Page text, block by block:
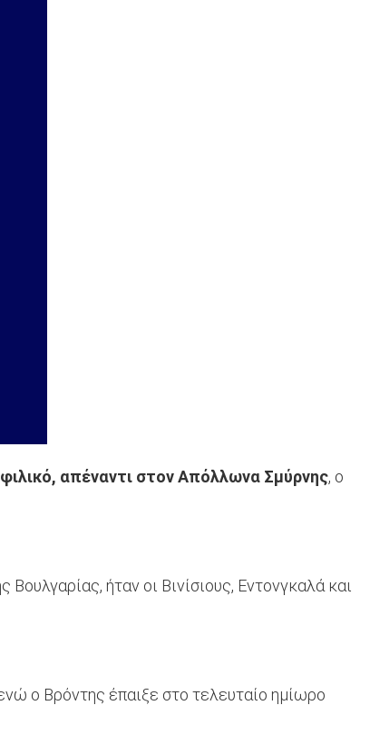
απέναντι στον Απόλλωνα Σμύρνης, ο
ήταν οι Βινίσιους, Εντονγκαλά και
ο Βρόντης έπαιξε στο τελευταίο ημίωρο